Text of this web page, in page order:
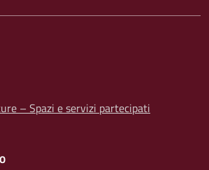
– Spazi e servizi partecipati